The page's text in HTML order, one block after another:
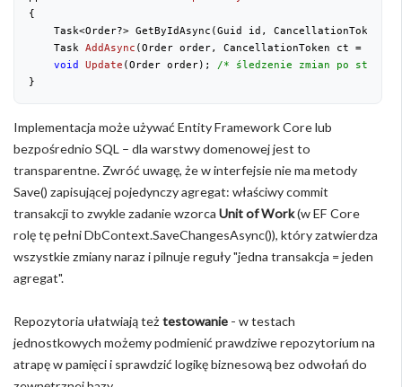
{
Task<Order?> GetByIdAsync(Guid id, CancellationToken
Task AddAsync (Order order, CancellationToken ct =
void Update (Order order) ; /* śledzenie zmian po stronie
}
Implementacja może używać Entity Framework Core lub
bezpośrednio SQL – dla warstwy domenowej jest to
transparentne. Zwróć uwagę, że w interfejsie nie ma metody
Save() zapisującej pojedynczy agregat: właściwy commit
transakcji to zwykle zadanie wzorca Unit of Work(w EF Core
rolę tę pełni DbContext.SaveChangesAsync()), który zatwierdza
wszystkie zmiany naraz i pilnuje reguły "jedna transakcja = jeden
agregat".
Repozytoria ułatwiają też testowanie - w testach
jednostkowych możemy podmienić prawdziwe repozytorium na
atrapę w pamięci i sprawdzić logikę biznesową bez odwołań do